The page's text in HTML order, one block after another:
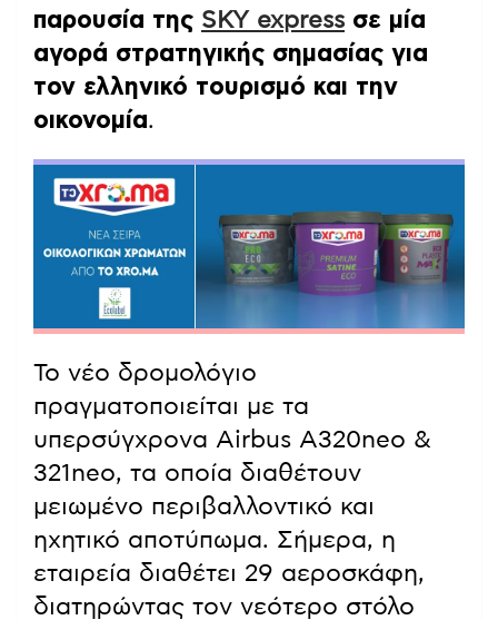
παρουσία της SKY express σε μία
αγορά στρατηγικής σημασίας για
τον ελληνικό τουρισμό και την
οικονομία.
Το νέο δρομολόγιο
πραγματοποιείται με τα
υπερσύγχρονα Airbus A320neo &
321neo, τα οποία διαθέτουν
μειωμένο περιβαλλοντικό και
ηχητικό αποτύπωμα. Σήμερα, η
εταιρεία διαθέτει 29 αεροσκάφη,
διατηρώντας τον νεότερο στόλο